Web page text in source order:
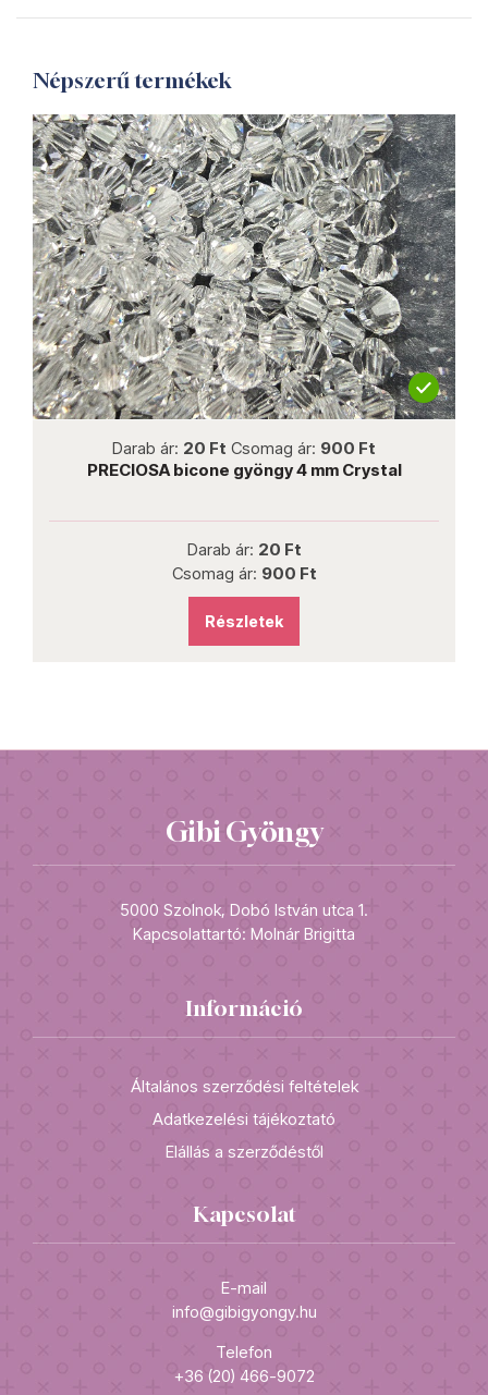
Népszerű termékek
Darab ár: 20 Ft Csomag ár: 900 Ft
PRECIOSA bicone gyöngy 4 mm Crystal
Darab ár: 20 Ft
Csomag ár: 900 Ft
Részletek
Gibi Gyöngy
5000 Szolnok, Dobó István utca 1.
Kapcsolattartó: Molnár Brigitta
Információ
Általános szerződési feltételek
Adatkezelési tájékoztató
Elállás a szerződéstől
Kapcsolat
E-mail
info@gibigyongy.hu
Telefon
+36 (20) 466-9072